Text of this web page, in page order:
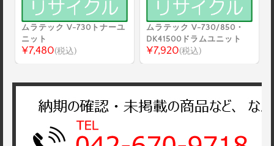
ムラテック V-730トナーユ
ニット
¥7,480(税込)
ムラテック V-730/850・
DK41500ドラムユニット
¥7,920(税込)